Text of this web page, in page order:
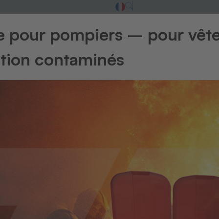
de
pour pompiers – pour
contaminés